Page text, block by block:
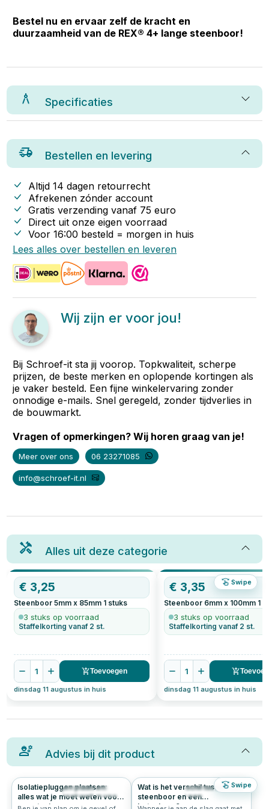
Bestel nu en ervaar zelf de kracht en
duurzaamheid van de REX® 4+ lange steenboor!
Specificaties
Bestellen en levering
Altijd 14 dagen retourrecht
Afrekenen zónder account
Gratis verzending vanaf 75 euro
Direct uit onze eigen voorraad
Voor 16:00 besteld = morgen in huis
Lees alles over bestellen en leveren
Wij zijn er voor jou!
Bij Schroef-it sta jij voorop. Topkwaliteit, scherpe
prijzen, de beste merken en oplopende kortingen als
je vaker besteld. Een fijne winkelervaring zonder
onnodige e-mails. Snel geregeld, zonder tijdverlies in
de bouwmarkt.
Vragen of opmerkingen? Wij horen graag van je!
Meer over ons 06 23271085
info@schroef-it.nl
Alles uit deze categorie
Swipe
€ 3,25
Steenboor 5mm x 85mm 1 stuks
3 stuks op voorraad
Staffelkorting vanaf 2 st.
1 Toevoegen
dinsdag 11 augustus in huis
€ 3,35
Steenboor 6mm x 100mm 1
3 stuks op voorraad
Staffelkorting vanaf 2 st.
1
dinsdag 11 augustus in huis
Advies bij dit product
Swipe
1236
Isolatiepluggen plaatsen:
alles wat je moet weten voor
een stevige en
442 4.7
Wat is het verschil tussen een
steenboor en een
betonboor?